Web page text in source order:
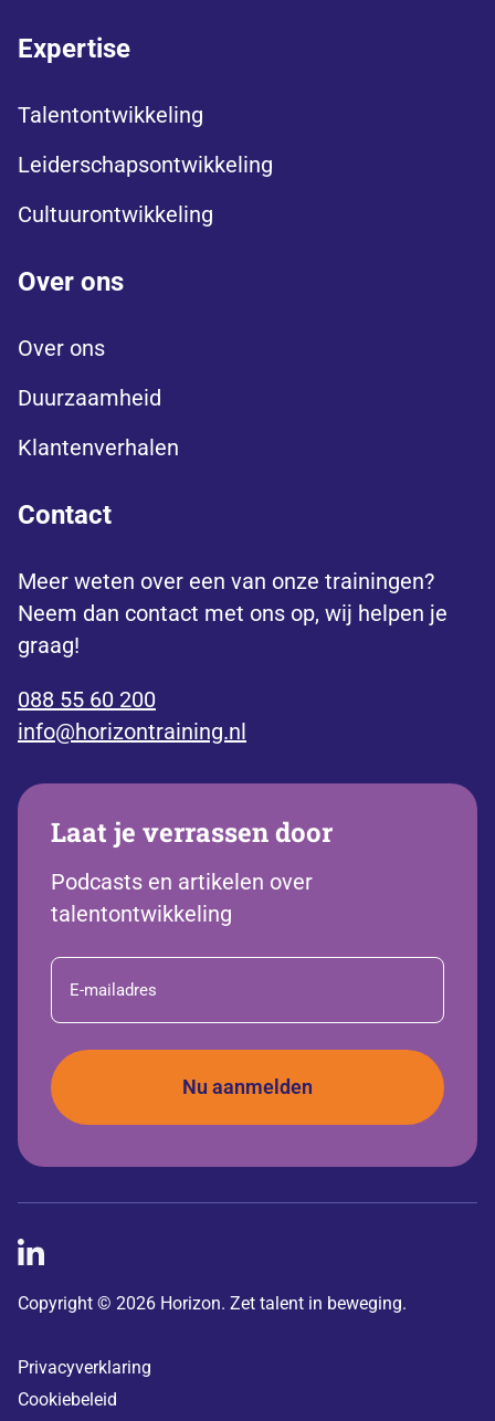
Expertise
Talentontwikkeling
Leiderschapsontwikkeling
Cultuurontwikkeling
Over ons
Over ons
Duurzaamheid
Klantenverhalen
Contact
Meer weten over een van onze trainingen?
Neem dan contact met ons op, wij helpen je
graag!
088 55 60 200
info@horizontraining.nl
Laat je verrassen door
Podcasts en artikelen over
talentontwikkeling
E-
mailadres
Copyright © 2026 Horizon. Zet talent in beweging.
Privacyverklaring
Cookiebeleid